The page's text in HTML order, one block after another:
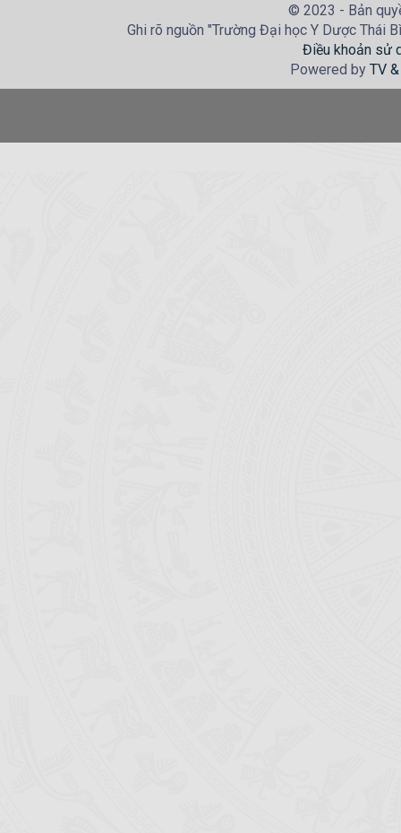
© 2023 - Bản
Ghi rõ nguồn "Trường Đại học Y Dược Thái
Điều khoản sử
Powered by TV